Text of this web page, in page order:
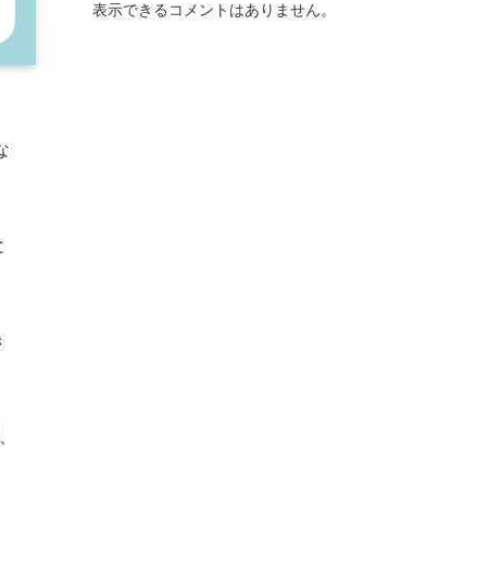
表示できるコメントはありません。